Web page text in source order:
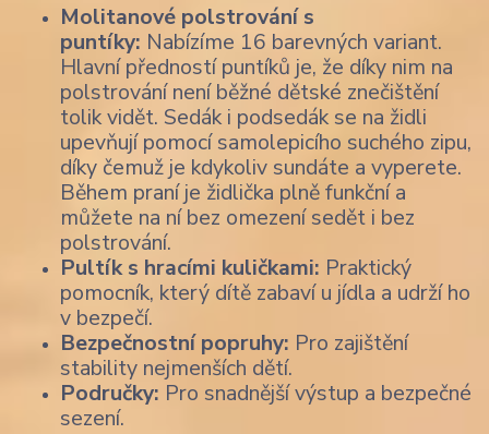
Molitanové polstrování s
puntíky: Nabízíme 16 barevných variant.
Hlavní předností puntíků je, že díky nim na
polstrování není běžné dětské znečištění
tolik vidět. Sedák i podsedák se na židli
upevňují pomocí samolepicího suchého zipu,
díky čemuž je kdykoliv sundáte a vyperete.
Během praní je židlička plně funkční a
můžete na ní bez omezení sedět i bez
polstrování.
Pultík s hracími kuličkami: Praktický
pomocník, který dítě zabaví u jídla a udrží ho
v bezpečí.
Bezpečnostní popruhy: Pro zajištění
stability nejmenších dětí.
Područky: Pro snadnější výstup a bezpečné
sezení.